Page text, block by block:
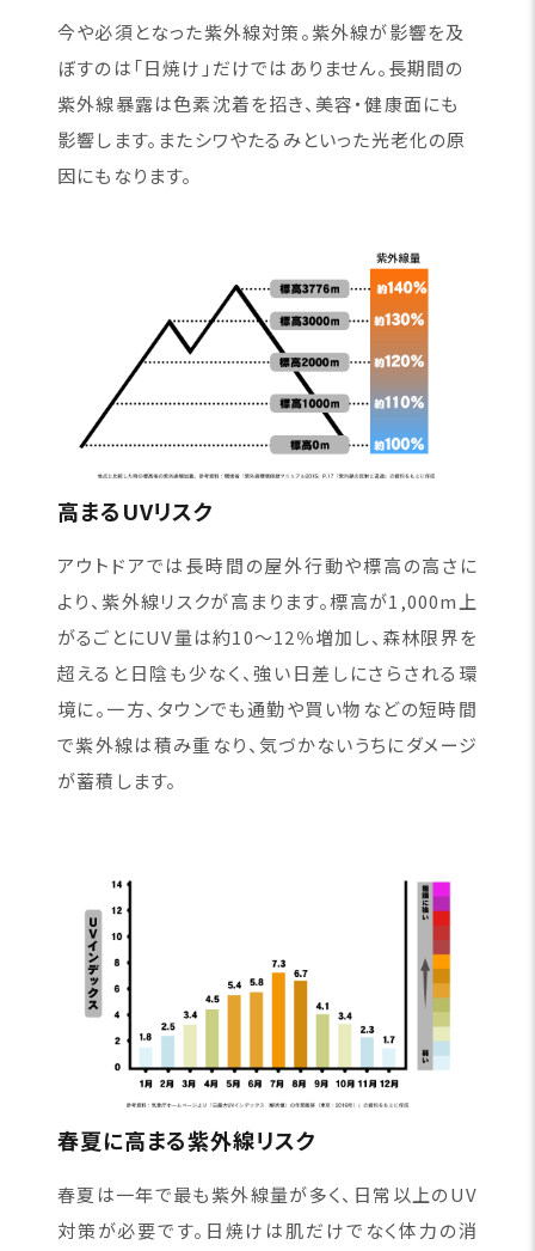
今や必須となった紫外線対策。紫外線が影響を及
ぼすのは「日焼け」だけではありません。長期間の
紫外線暴露は色素沈着を招き、美容・健康面にも
影響します。またシワやたるみといった光老化の原
因にもなります。
高まるUVリスク
アウトドアでは長時間の屋外行動や標高の高さに
より、紫外線リスクが高まります。標高が1,000m上
がるごとにUV量は約10〜12％増加し、森林限界を
超えると日陰も少なく、強い日差しにさらされる環
境に。一方、タウンでも通勤や買い物などの短時間
で紫外線は積み重なり、気づかないうちにダメージ
が蓄積します。
春夏に高まる紫外線リスク
春夏は一年で最も紫外線量が多く、日常以上のUV
対策が必要です。日焼けは肌だけでなく体力の消